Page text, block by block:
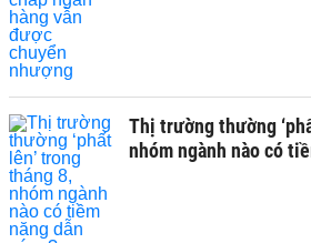
Thị trường thường
nhóm ngành nào có